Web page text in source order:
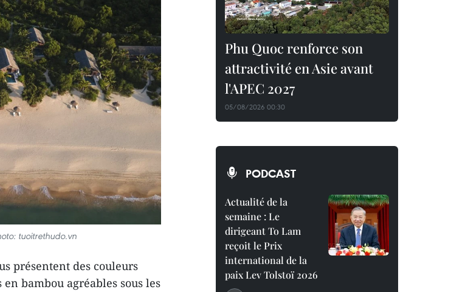
tuoitrethudo.vn
présentent des couleurs
bambou agréables sous les
Phu Quoc renforce son
attractivité en Asie avant
l'APEC 2027
05/08/2026 00:30
PODCAST
Actualité de la
semaine : Le
dirigeant To Lam
reçoit le Prix
international de la
paix Lev Tolstoï 2026